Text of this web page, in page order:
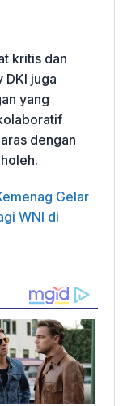
kritis dan
juga
yang
dengan
Gelar
WNI di